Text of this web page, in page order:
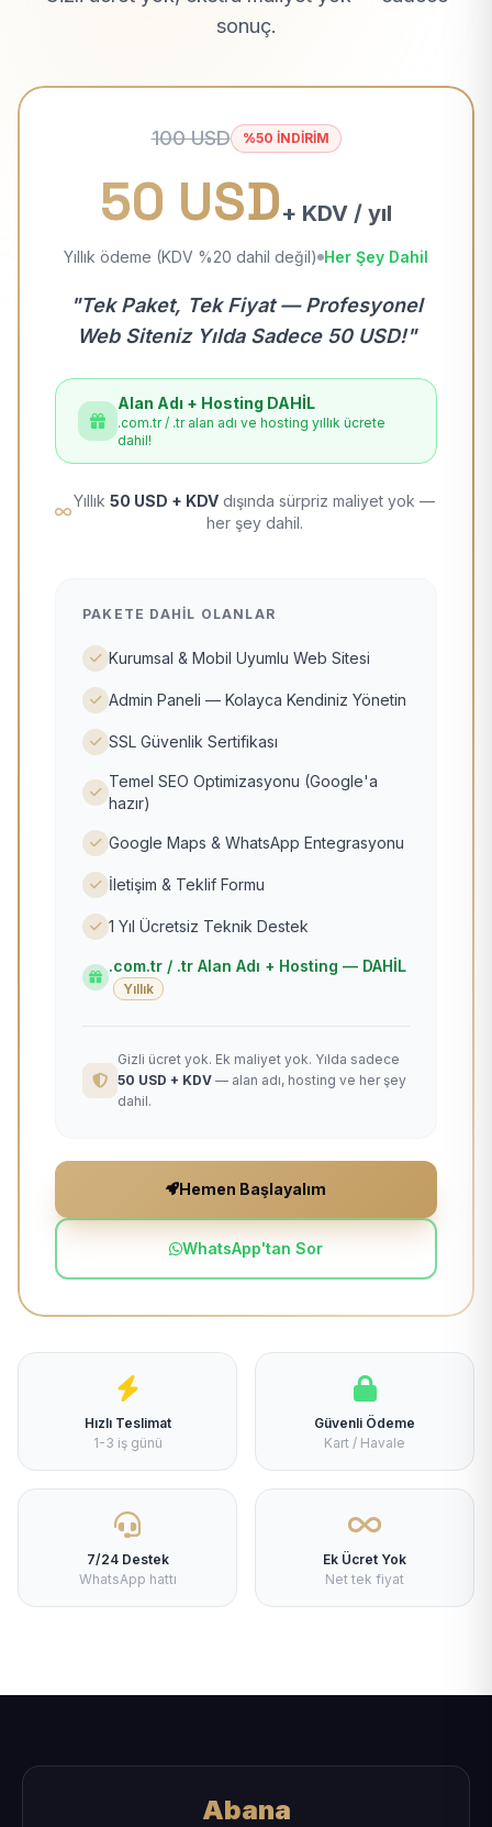
sonuç.
100 USD %50 İNDİRİM
50 USD+ KDV / yıl
Yıllık ödeme (KDV %20 dahil değil) Her Şey Dahil
"Tek Paket, Tek Fiyat — Profesyonel
Web Siteniz Yılda Sadece 50 USD!"
Alan Adı + Hosting DAHİL
.com.tr / .tr alan adı ve hosting yıllık ücrete
dahil!
Yıllık 50 USD + KDV dışında sürpriz maliyet yok —
her şey dahil.
PAKETE DAHIL OLANLAR
Kurumsal & Mobil Uyumlu Web Sitesi
Admin Paneli — Kolayca Kendiniz Yönetin
SSL Güvenlik Sertifikası
Temel SEO Optimizasyonu (Google'a
hazır)
Google Maps & WhatsApp Entegrasyonu
İletişim & Teklif Formu
1 Yıl Ücretsiz Teknik Destek
.com.tr / .tr Alan Adı + Hosting — DAHİL
Yıllık
Gizli ücret yok. Ek maliyet yok. Yılda sadece
50 USD + KDV — alan adı, hosting ve her şey
dahil.
Hemen Başlayalım
WhatsApp'tan Sor
Hızlı Teslimat
1-3 iş günü
Güvenli Ödeme
Kart / Havale
7/24 Destek
WhatsApp hattı
Ek Ücret Yok
Net tek fiyat
Abana